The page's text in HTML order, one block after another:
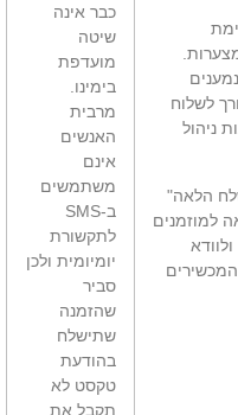
לשלוח
הלאה"
כבר אינה
שיטה
מועדפת
בימינו.
מרבית
האנשים
אינם
משתמשים
ב-SMS
לתקשורת
יומיומית ולכן
סביר
שהזמנה
שתישלח
בהודעת
טקסט לא
תקבל את